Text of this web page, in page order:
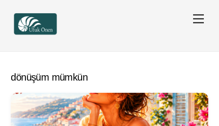
content
dönüşüm mümkün